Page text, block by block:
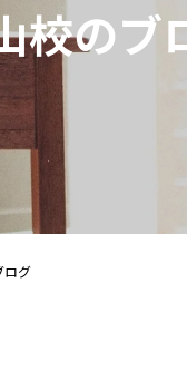
校のブ
ログ